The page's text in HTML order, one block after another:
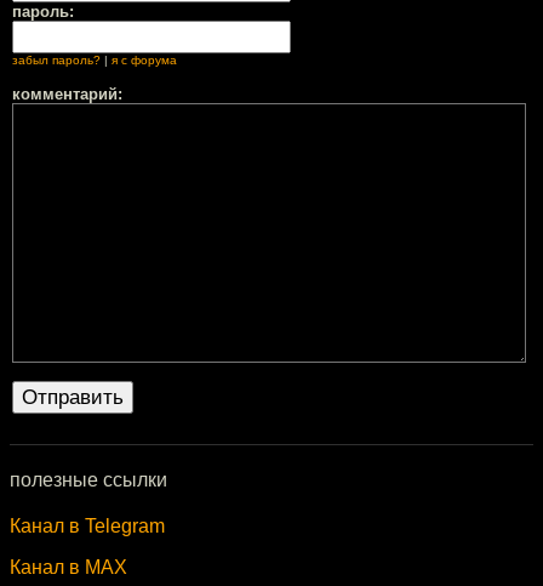
пароль:
забыл пароль? | я с форума
комментарий:
полезные ссылки
Канал в Telegram
Канал в MAX